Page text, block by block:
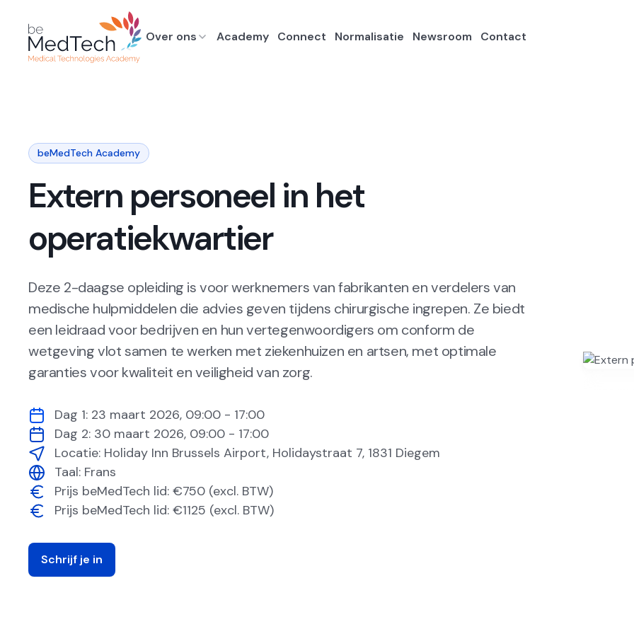
Over ons Academy Connect Normalisatie Newsroom Contact
beMedTech Academy
Extern personeel in het
operatiekwartier
Deze 2-daagse opleiding is voor werknemers van fabrikanten en verdelers van
medische hulpmiddelen die advies geven tijdens chirurgische ingrepen. Ze biedt
een leidraad voor bedrijven en hun vertegenwoordigers om conform de
wetgeving vlot samen te werken met ziekenhuizen en artsen, met optimale
garanties voor kwaliteit en veiligheid van zorg.
Dag 1: 23 maart 2026, 09:00 - 17:00
Dag 2: 30 maart 2026, 09:00 - 17:00
Locatie: Holiday Inn Brussels Airport, Holidaystraat 7, 1831 Diegem
Taal: Frans
Prijs beMedTech lid: €750 (excl. BTW)
Prijs beMedTech lid: €1125 (excl. BTW)
Schrijf je in